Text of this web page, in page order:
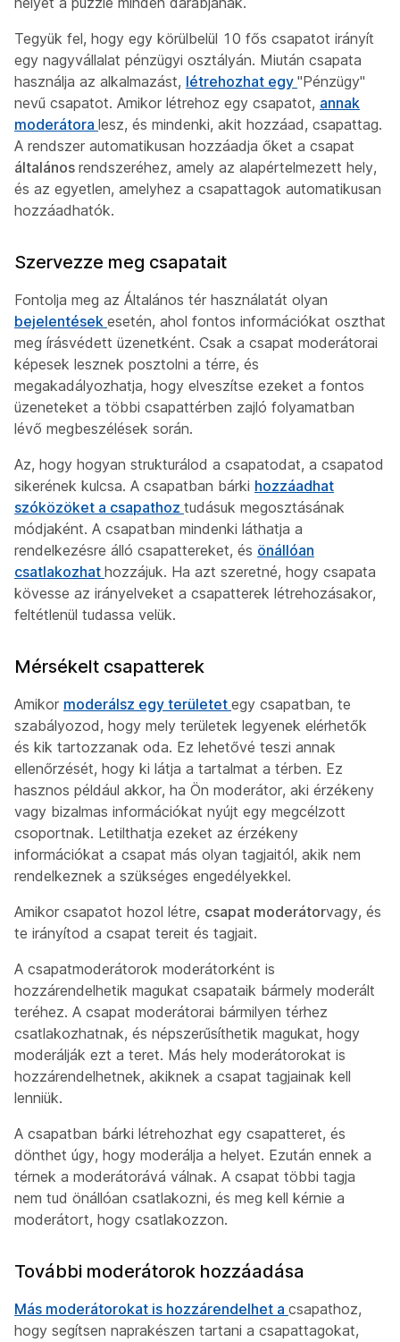
Tegyük fel, hogy egy körülbelül 10 fős csapatot irányít
egy nagyvállalat pénzügyi osztályán. Miután csapata
használja az alkalmazást, létrehozhat egy "Pénzügy"
nevű csapatot. Amikor létrehoz egy csapatot, annak
moderátora lesz, és mindenki, akit hozzáad, csapattag.
A rendszer automatikusan hozzáadja őket a csapat
általános rendszeréhez, amely az alapértelmezett hely,
és az egyetlen, amelyhez a csapattagok automatikusan
hozzáadhatók.
Szervezze meg csapatait
Fontolja meg az Általános tér használatát olyan
bejelentések esetén, ahol fontos információkat oszthat
meg írásvédett üzenetként. Csak a csapat moderátorai
képesek lesznek posztolni a térre, és
megakadályozhatja, hogy elveszítse ezeket a fontos
üzeneteket a többi csapattérben zajló folyamatban
lévő megbeszélések során.
Az, hogy hogyan strukturálod a csapatodat, a csapatod
sikerének kulcsa. A csapatban bárki hozzáadhat
szóközöket a csapathoz tudásuk megosztásának
módjaként. A csapatban mindenki láthatja a
rendelkezésre álló csapattereket, és önállóan
csatlakozhat hozzájuk. Ha azt szeretné, hogy csapata
kövesse az irányelveket a csapatterek létrehozásakor,
feltétlenül tudassa velük.
Mérsékelt csapatterek
Amikor moderálsz egy területet egy csapatban, te
szabályozod, hogy mely területek legyenek elérhetők
és kik tartozzanak oda. Ez lehetővé teszi annak
ellenőrzését, hogy ki látja a tartalmat a térben. Ez
hasznos például akkor, ha Ön moderátor, aki érzékeny
vagy bizalmas információkat nyújt egy megcélzott
csoportnak. Letilthatja ezeket az érzékeny
információkat a csapat más olyan tagjaitól, akik nem
rendelkeznek a szükséges engedélyekkel.
Amikor csapatot hozol létre, csapat moderátorvagy, és
te irányítod a csapat tereit és tagjait.
A csapatmoderátorok moderátorként is
hozzárendelhetik magukat csapataik bármely moderált
teréhez. A csapat moderátorai bármilyen térhez
csatlakozhatnak, és népszerűsíthetik magukat, hogy
moderálják ezt a teret. Más hely moderátorokat is
hozzárendelhetnek, akiknek a csapat tagjainak kell
lenniük.
A csapatban bárki létrehozhat egy csapatteret, és
dönthet úgy, hogy moderálja a helyet. Ezután ennek a
térnek a moderátorává válnak. A csapat többi tagja
nem tud önállóan csatlakozni, és meg kell kérnie a
moderátort, hogy csatlakozzon.
További moderátorok hozzáadása
Más moderátorokat is hozzárendelhet a csapathoz,
hogy segítsen naprakészen tartani a csapattagokat,